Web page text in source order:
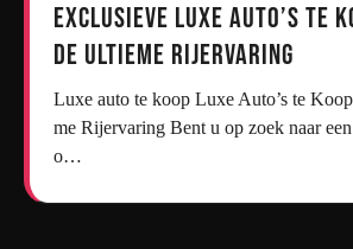
Exclusieve Luxe Auto’s te
de Ultieme Rijervaring
Luxe auto te koop Luxe Auto’s te Koop: Ervaar de Ultie
me Rijervaring Bent u op zoek naar
o…